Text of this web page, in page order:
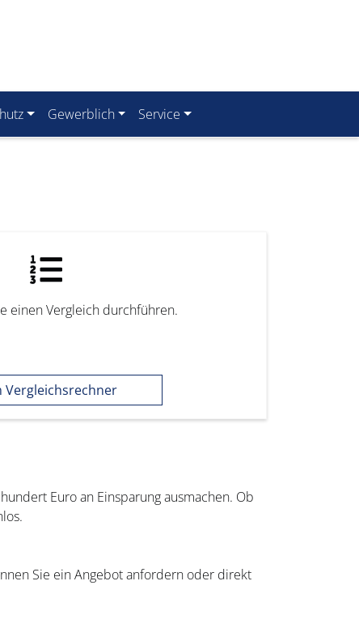
Gewerblich Service
einen Vergleich durchführen.
Vergleichsrechner
Euro an Einsparung ausmachen. Ob
Sie ein Angebot anfordern oder direkt